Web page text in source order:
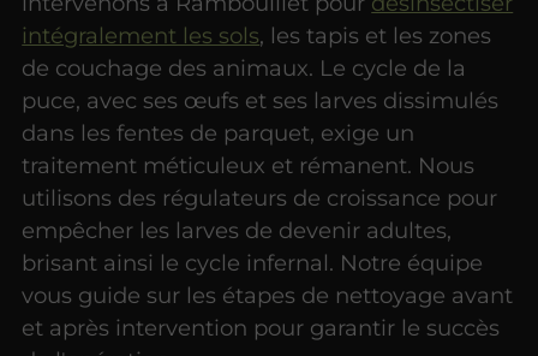
intégralement les sols, les tapis et les zones
de couchage des animaux. Le cycle de la
puce, avec ses œufs et ses larves dissimulés
dans les fentes de parquet, exige un
traitement méticuleux et rémanent. Nous
utilisons des régulateurs de croissance pour
empêcher les larves de devenir adultes,
brisant ainsi le cycle infernal. Notre équipe
vous guide sur les étapes de nettoyage avant
et après intervention pour garantir le succès